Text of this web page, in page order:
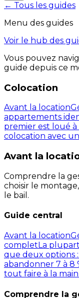
← Tous les guides
Menu des guides
Voir le hub des
Vous pouvez
guide depuis ce
Colocation
Avant la location
appartements
premier est loué
colocation avec
Avant la
Comprendre la
choisir le
le bail.
Guide central
Avant la location
complet La
que deux options
abandonner 7 à 8
tout faire à la main
Comprendre la